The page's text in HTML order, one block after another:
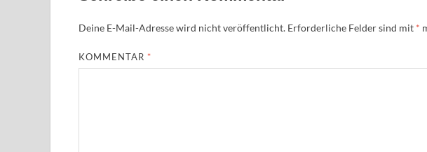
Deine E-Mail-Adresse wird nicht veröffentlicht. Erforderliche Felder sind mit *
KOMMENTAR *